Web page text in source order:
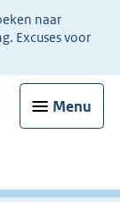
naar
Excuses voor
Menu